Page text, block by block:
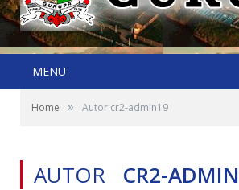
MENU
Home » Autor cr2-admin19
AUTOR CR2-